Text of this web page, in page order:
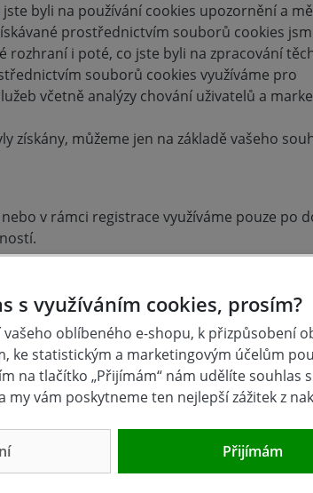
byli na používání cookies upozornění a
prostřednictvím souborů cookies
rozhraní i poté, co jste byli na zpracování
souborů cookies využíváme pro
včetně analýzy chování uživatelů a
získány, můžeme jen na základě vašeho
v rámci registrace využíváme pouze po
údajů, budou údaje využity po dobu trvání
údajů
souhlasu (tj. bez jiného zákonného
je možné kdykoliv, a to:
s využíváním cookies, prosím?
oblíbeného e-shopu, k přizpůsobení
ke statistickým a marketingovým účelům
na tlačítko „Přijímám“ nám udělíte souhlas
my vám poskytneme ten nejlepší zážitek z
Přijímám